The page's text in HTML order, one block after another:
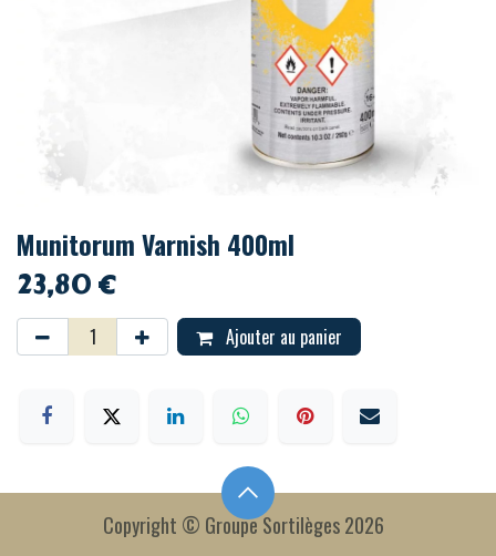
Munitorum Varnish 400ml
23,80€
Ajouter au panier
Copyright © Groupe Sortilèges 2026